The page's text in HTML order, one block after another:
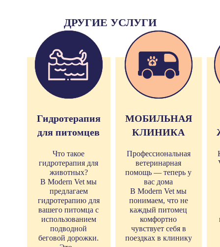
ДРУГИЕ УСЛУГИ
Гидротерапия
для питомцев
Что такое
гидротерапия для
животных?
В Modern Vet мы
предлагаем
гидротерапию для
вашего питомца с
использованием
подводной
беговой дорожки.
МОБИЛЬНАЯ
КЛИНИКА
Профессиональная
ветеринарная
помощь — теперь у
вас дома
В Modern Vet мы
понимаем, что не
каждый питомец
комфортно
чувствует себя в
поездках в клинику